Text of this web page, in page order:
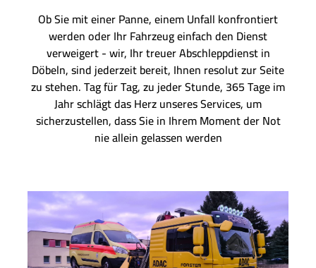
Ob Sie mit einer Panne, einem Unfall konfrontiert
werden oder Ihr Fahrzeug einfach den Dienst
verweigert - wir, Ihr treuer Abschleppdienst in
Döbeln, sind jederzeit bereit, Ihnen resolut zur Seite
zu stehen. Tag für Tag, zu jeder Stunde, 365 Tage im
Jahr schlägt das Herz unseres Services, um
sicherzustellen, dass Sie in Ihrem Moment der Not
nie allein gelassen werden